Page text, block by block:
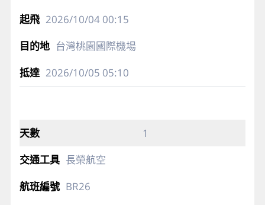
2026/10/0400:15
台灣桃園國際機場
2026/10/05 05:10
1
長榮航空
BR26